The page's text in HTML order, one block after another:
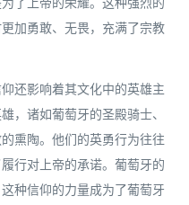
加勇敢、无畏，充满了宗教
还影响着其文化中的英雄主
，诸如葡萄牙的圣殿骑士、
熏陶。他们的英勇行为往往
行对上帝的承诺。葡萄牙的
种信仰的力量成为了葡萄牙